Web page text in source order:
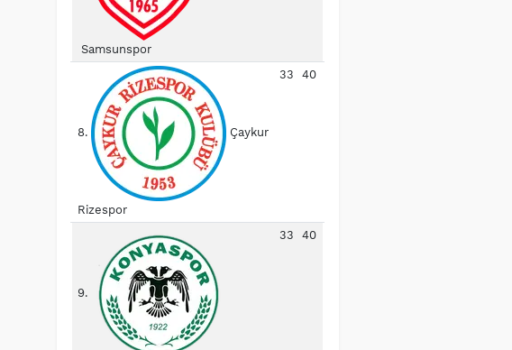
Samsunspor
8. Çaykur
Rizespor
33 40
9.
33 40